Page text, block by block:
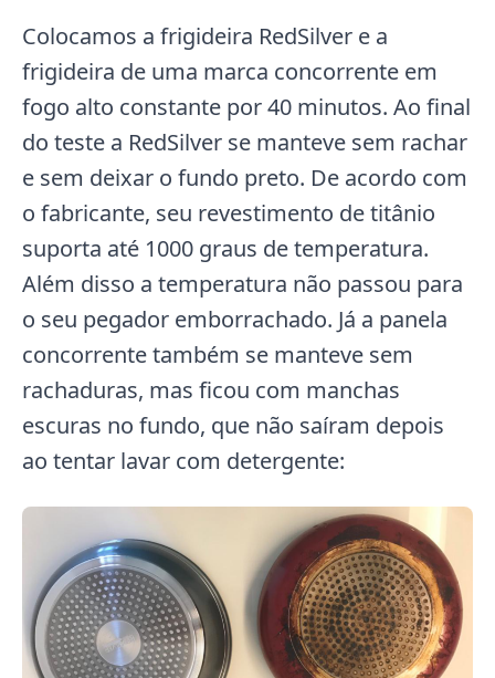
Colocamos a frigideira RedSilver e a
frigideira de uma marca concorrente em
fogo alto constante por 40 minutos. Ao final
do teste a RedSilver se manteve sem rachar
e sem deixar o fundo preto. De acordo com
o fabricante, seu revestimento de titânio
suporta até 1000 graus de temperatura.
Além disso a temperatura não passou para
o seu pegador emborrachado. Já a panela
concorrente também se manteve sem
rachaduras, mas ficou com manchas
escuras no fundo, que não saíram depois
ao tentar lavar com detergente: